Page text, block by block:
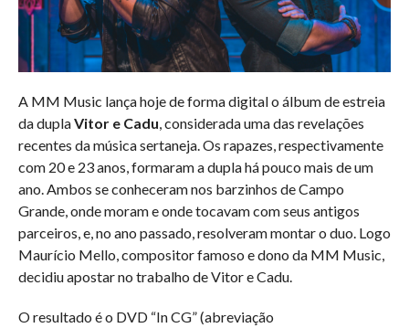
A MM Music lança hoje de forma digital o álbum de estreia
da duplaVitor e Cadu, considerada uma das revelações
recentes da música sertaneja. Os rapazes, respectivamente
com 20 e 23 anos, formaram a dupla há pouco mais de um
ano. Ambos se conheceram nos barzinhos de Campo
Grande, onde moram e onde tocavam com seus antigos
parceiros, e, no ano passado, resolveram montar o duo. Logo
Maurício Mello, compositor famoso e dono da MM Music,
decidiu apostar no trabalho de Vitor e Cadu.
O resultado é o DVD “In CG” (abreviação